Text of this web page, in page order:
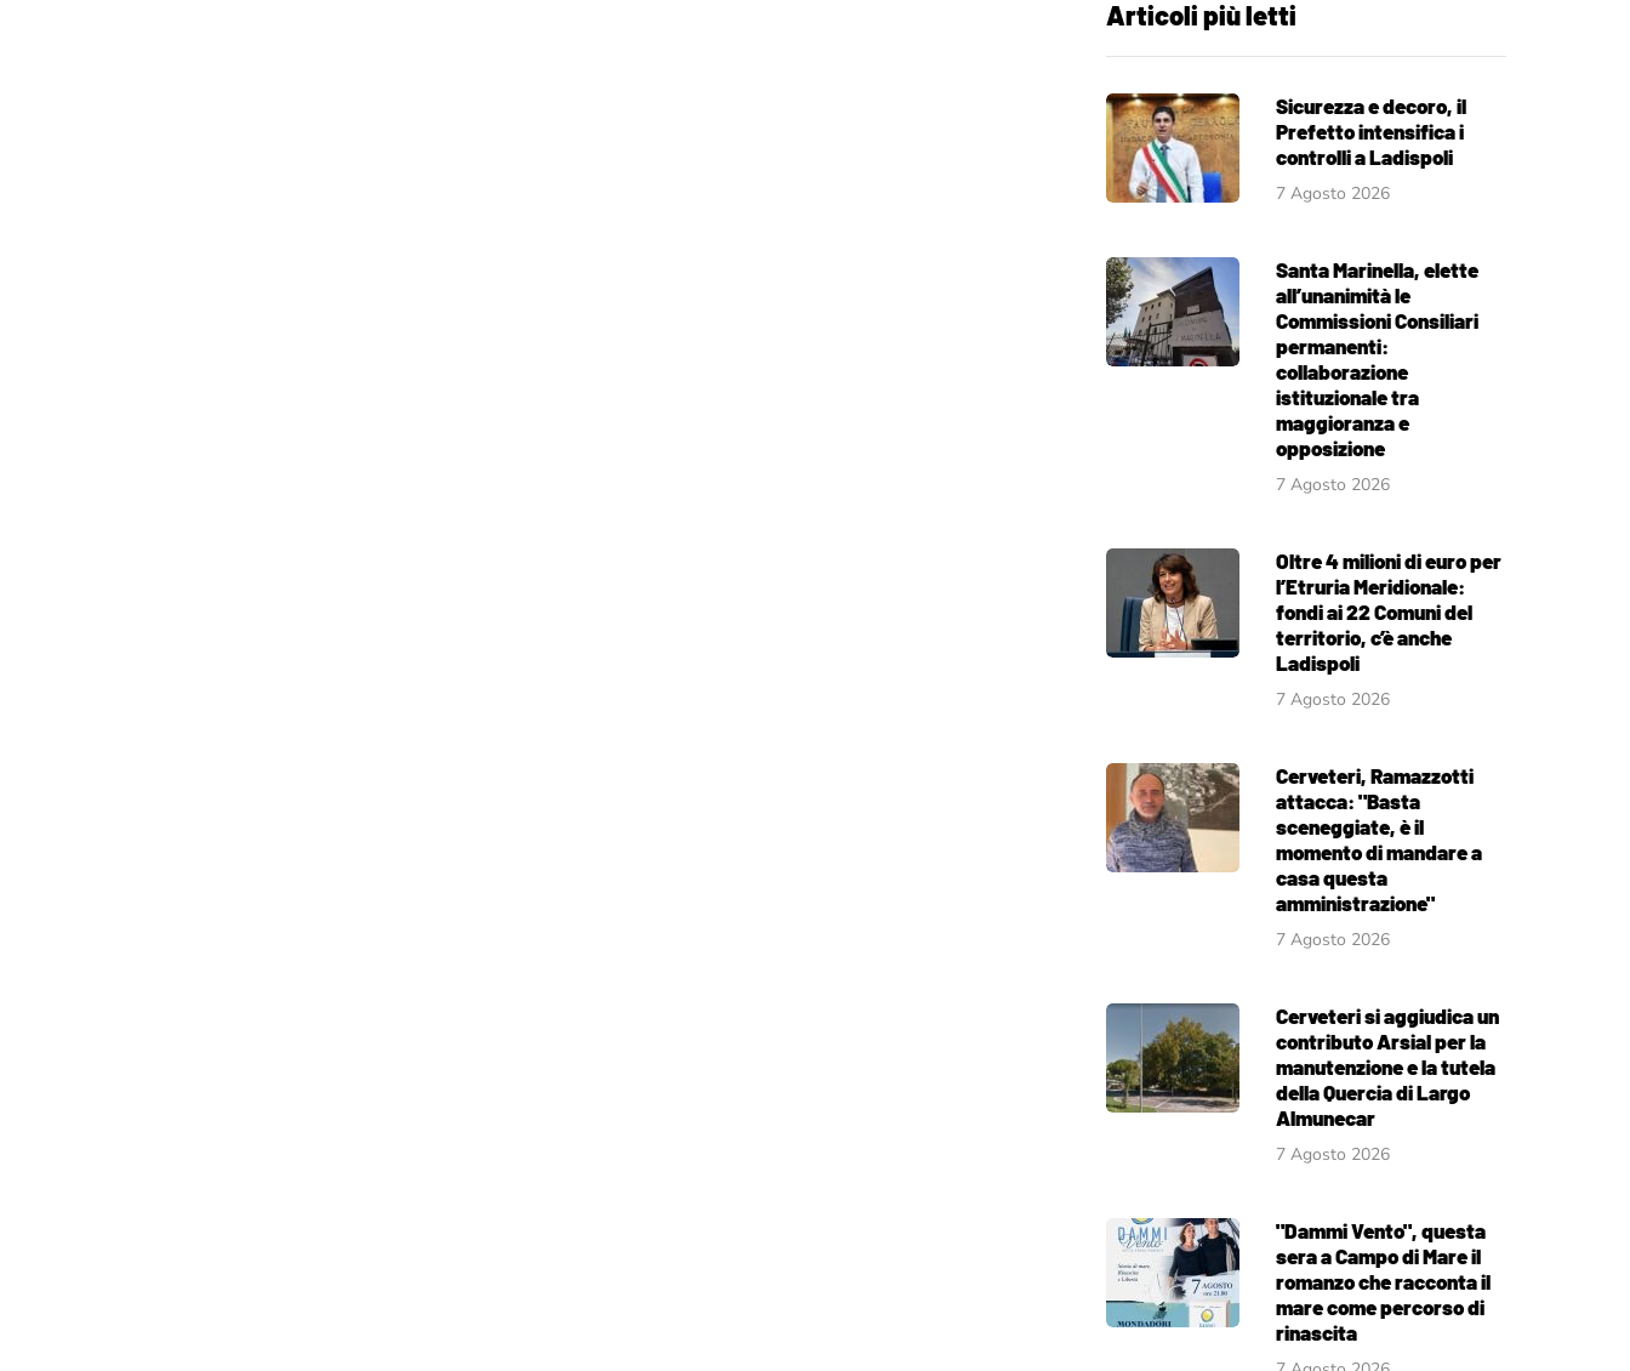
Articoli più letti
Sicurezza e decoro, il
Prefetto intensifica i
controlli a Ladispoli
7 Agosto 2026
Santa Marinella, elette
all’unanimità le
Commissioni Consiliari
permanenti:
collaborazione
istituzionale tra
maggioranza e
opposizione
7 Agosto 2026
Oltre 4 milioni di euro per
l’Etruria Meridionale:
fondi ai 22 Comuni del
territorio, c’è anche
Ladispoli
7 Agosto 2026
Cerveteri, Ramazzotti
attacca: "Basta
sceneggiate, è il
momento di mandare a
casa questa
amministrazione"
7 Agosto 2026
Cerveteri si aggiudica un
contributo Arsial per la
manutenzione e la tutela
della Quercia di Largo
Almunecar
7 Agosto 2026
"Dammi Vento", questa
sera a Campo di Mare il
romanzo che racconta il
mare come percorso di
rinascita